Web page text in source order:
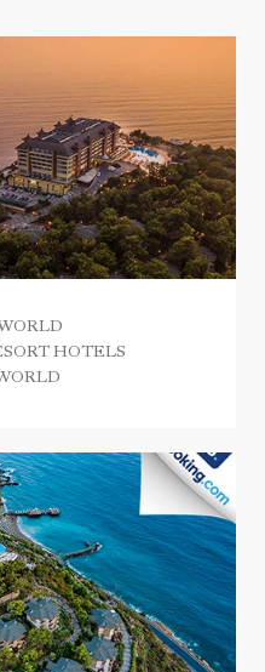
HOTELS